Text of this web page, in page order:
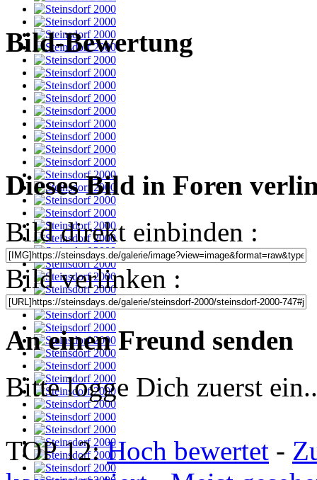
Bild-Bewertung
Dieses Bild in Foren
Bild direkt einbinden :
Bild verlinken :
An einen Freund senden
Bitte logge Dich zuerst
TOP 12:Hoch bewertet -